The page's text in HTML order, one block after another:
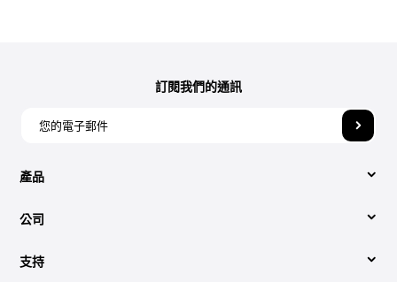
產品
視頻轉換
支持
公司
關於我們
訂閱我們的通訊